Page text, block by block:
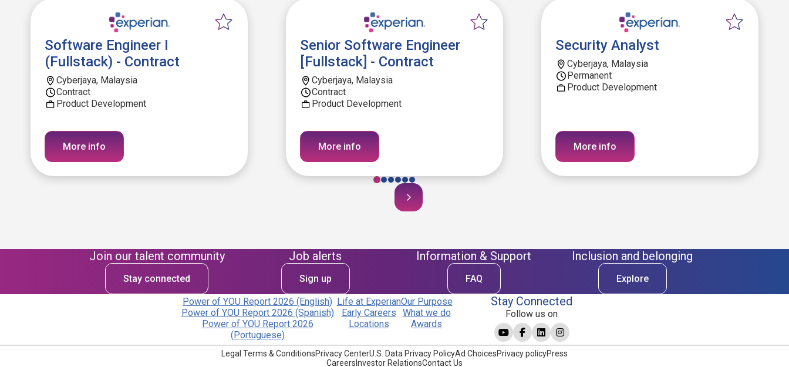
Software Engineer I
(Fullstack) - Contract
Cyberjaya, Malaysia
Contract
Product Development
More info
Senior Software Engineer
[Fullstack] - Contract
Cyberjaya, Malaysia
Contract
Product Development
More info
Security Analyst
Cyberjaya, Malaysia
Permanent
Product Development
More info
Join our talent community
Stay connected
Job alerts
Sign up
Information & Support
FAQ
Inclusion and belonging
Explore
Power of YOU Report 2026 (English)
Power of YOU Report 2026 (Spanish)
Power of YOU Report 2026
(Portuguese)
Life at Experian
Early Careers
Locations
Our Purpose
What we do
Awards
Stay Connected
Follow us on
Legal Terms & ConditionsPrivacy CenterU.S. Data Privacy PolicyAd ChoicesPrivacy policyPress
Careers Investor RelationsContact Us